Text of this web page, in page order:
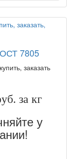
7805
заказать
за кг
у